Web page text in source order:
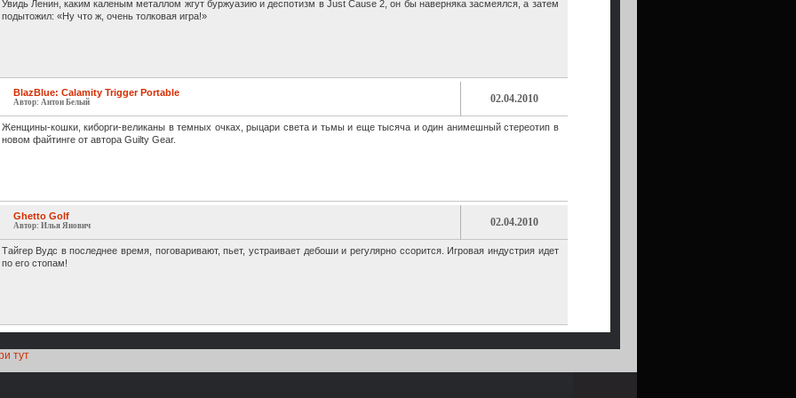
Увидь Ленин, каким каленым металлом жгут буржуазию и деспотизм в Just Cause 2, он бы наверняка засмеялся, а затем
подытожил: «Ну что ж, очень толковая игра!»
BlazBlue: Calamity Trigger Portable
Автор: Антон Белый 02.04.2010
Женщины-кошки, киборги-великаны в темных очках, рыцари света и тьмы и еще тысяча и один анимешный стереотип в
новом файтинге от автора Guilty Gear.
Ghetto Golf
Автор: Илья Янович 02.04.2010
Тайгер Вудс в последнее время, поговаривают, пьет, устраивает дебоши и регулярно ссорится. Игровая индустрия идет
по его стопам!
тут